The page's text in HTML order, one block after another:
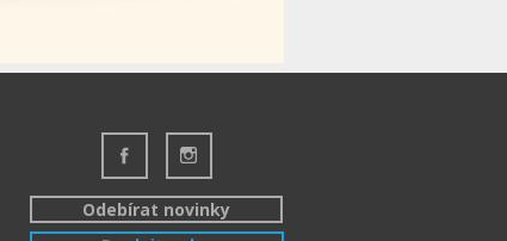
Odebírat novinky